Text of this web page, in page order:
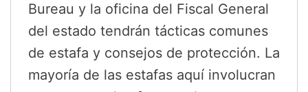
Bureau y la oficina del Fiscal General
del estado tendrán tácticas comunes
de estafa y consejos de protección. La
mayoría de las estafas aquí involucran